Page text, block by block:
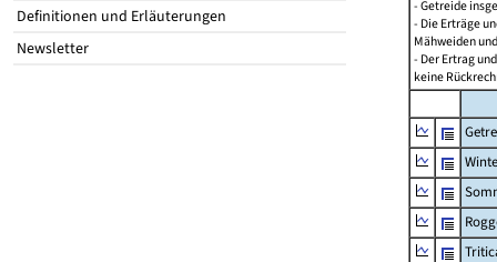
Definitionen und Erläuterungen
Newsletter
- Getreide
- Die Erträge
Mähweiden
- Der Ertrag
keine